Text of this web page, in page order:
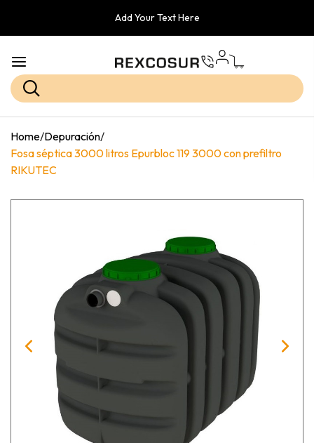
Add Your Text Here
Home/Depuración/
Fosa séptica 3000 litros Epurbloc 119 3000 con prefiltro
RIKUTEC